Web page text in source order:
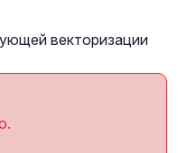
векторизации